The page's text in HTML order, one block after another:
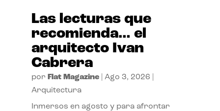
Las lecturas que
recomienda… el
arquitecto Ivan
Cabrera
por Flat Magazine| Ago 3, 2026
Arquitectura
Inmersos en agosto y para afrontar